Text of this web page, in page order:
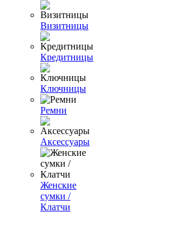
Визитницы
Кредитницы
Ключницы
Ремни
Аксессуары
Женские
сумки /
Клатчи